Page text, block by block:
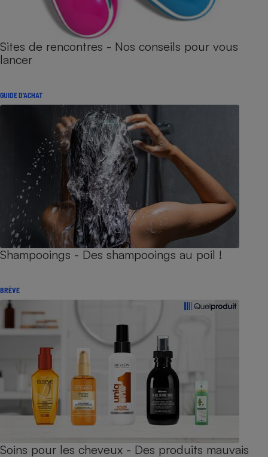
Sites de rencontres - Nos conseils pour vous
lancer
GUIDE D'ACHAT
Shampooings - Des shampooings au poil !
BRÈVE
Soins pour les cheveux - Des produits mauvais